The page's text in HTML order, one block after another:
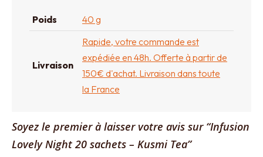
Poids 40 g
Livraison
Rapide, votre commande est
expédiée en 48h. Offerte à partir de
150€ d'achat. Livraison dans toute
la France
Soyez le premier à laisser votre avis sur “Infusion
Lovely Night 20 sachets – Kusmi Tea”